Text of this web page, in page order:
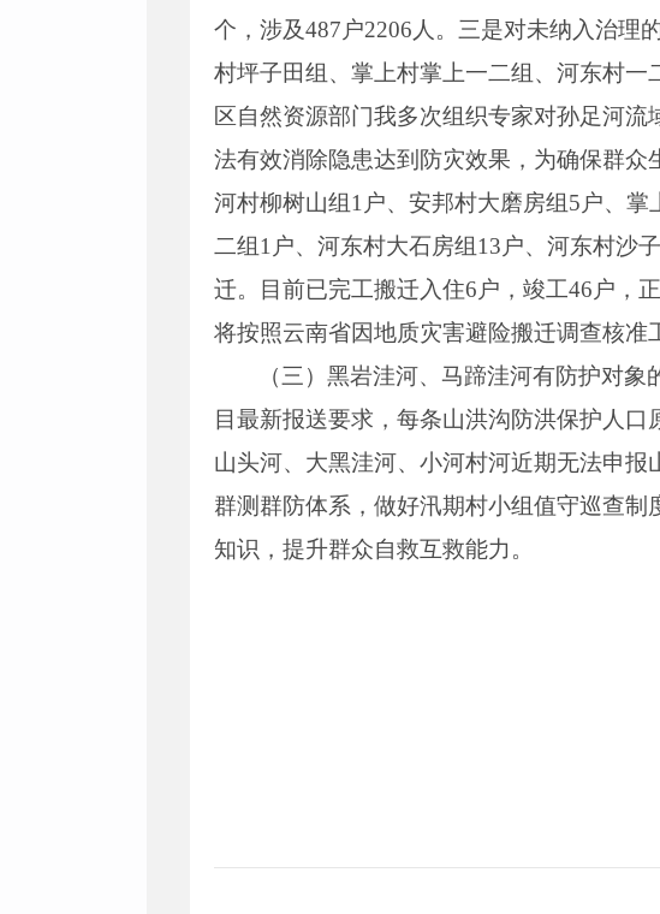
个，涉及487户2206人。三是对未纳入治理
村坪子田组、掌上村掌上一二组、河东村一
区自然资源部门我多次组织专家对孙足河
法有效消除隐患达到防灾效果，为确保群
河村柳树山组1户、安邦村大磨房组5户、
二组1户、河东村大石房组13户、河东村沙
迁。目前已完工搬迁入住6户，竣工46户，
将按照云南省因地质灾害避险搬迁调查核准
（三）黑岩洼河、马蹄洼河有防护对
目最新报送要求，每条山洪沟防洪保护人口
山头河、大黑洼河、小河村河近期无法申
群测群防体系，做好汛期村小组值守巡查
知识，提升群众自救互救能力。